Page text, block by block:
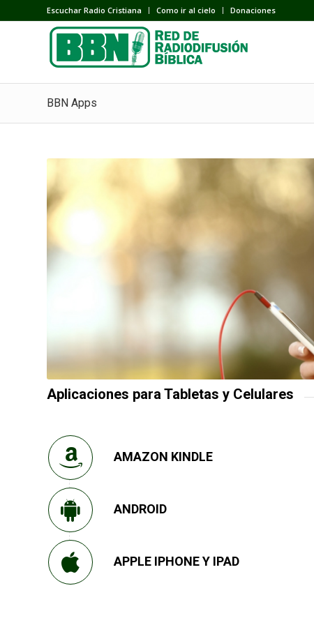
Escuchar Radio Cristiana Como ir al cielo Donaciones
BBN Apps
Aplicaciones para Tabletas y Celulares
AMAZON KINDLE
ANDROID
APPLE IPHONE Y IPAD